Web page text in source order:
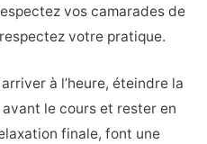
vos camarades de
votre pratique.
à l’heure, éteindre la
le cours et rester en
finale, font une